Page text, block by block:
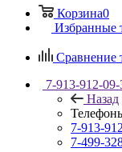
Корзина0
Избранные
Сравнение
7-913-912-09-
Назад
7-913-
7-499-